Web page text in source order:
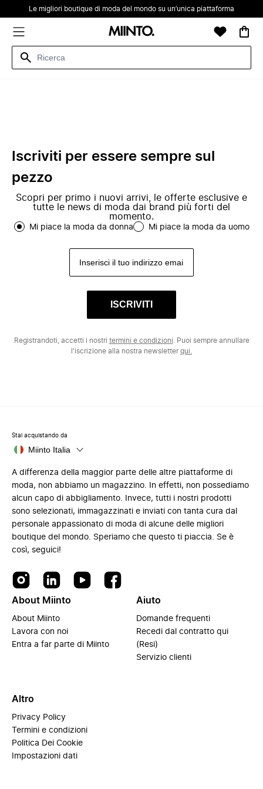
Le migliori boutique di moda del mondo su un’unica piattaforma
Iscriviti per essere sempre sul
pezzo
Scopri per primo i nuovi arrivi, le offerte esclusive e
tutte le news di moda dai brand più forti del
momento.
Mi piace la moda da donna Mi piace la moda da uomo
ISCRIVITI
Registrandoti, accetti i nostri termini e condizioni . Puoi sempre annullare
l'iscrizione alla nostra newsletterqui.
Stai acquistando da
Miinto Italia
A differenza della maggior parte delle altre piattaforme di
moda, non abbiamo un magazzino. In effetti, non possediamo
alcun capo di abbigliamento. Invece, tutti i nostri prodotti
sono selezionati, immagazzinati e inviati con tanta cura dal
personale appassionato di moda di alcune delle migliori
boutique del mondo. Speriamo che questo ti piaccia. Se è
così, seguici!
About Miinto
About Miinto
Lavora con noi
Entra a far parte di Miinto
Aiuto
Domande frequenti
Recedi dal contratto qui
(Resi)
Servizio clienti
Altro
Privacy Policy
Termini e condizioni
Politica Dei Cookie
Impostazioni dati